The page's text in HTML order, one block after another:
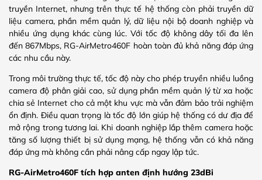
truyền Internet, nhưng trên thực tế hệ thống còn phải truyền dữ
liệu camera, phần mềm quản lý, dữ liệu nội bộ doanh nghiệp và
nhiều ứng dụng khác cùng lúc. Với tốc độ không dây tối đa lên
đến 867Mbps, RG-AirMetro460F hoàn toàn đủ khả năng đáp ứng
các nhu cầu này.
Trong môi trường thực tế, tốc độ này cho phép truyền nhiều luồng
camera độ phân giải cao, sử dụng phần mềm quản lý từ xa hoặc
chia sẻ Internet cho cả một khu vực mà vẫn đảm bảo trải nghiệm
ổn định. Điều quan trọng là tốc độ lớn giúp hệ thống có dư địa để
mở rộng trong tương lai. Khi doanh nghiệp lắp thêm camera hoặc
tăng số lượng thiết bị sử dụng mạng, hệ thống vẫn có khả năng
đáp ứng mà không cần phải nâng cấp ngay lập tức.
RG-AirMetro460F tích hợp anten định hướng 23dBi